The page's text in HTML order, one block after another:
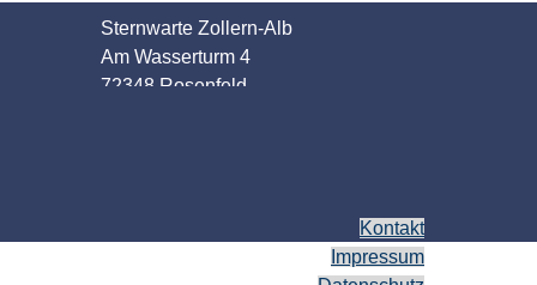
Kontakt
Impressum
Sternwarte Zollern-Alb
Am Wasserturm 4
72348 Rosenfeld